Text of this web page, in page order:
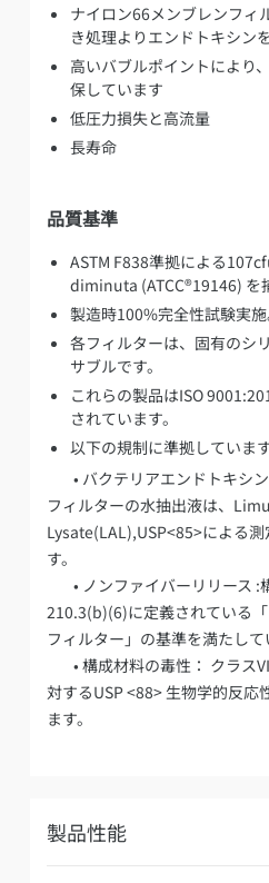
ナイロン66メンブレンフィ
き処理よりエンドトキシン
高いバブルポイントにより
保しています
低圧力損失と高流量
長寿命
品質基準
ASTM F838準拠による
diminuta (ATCC®19146) を
製造時100%完全性試験実施
各フィルターは、固有のシ
サブルです。
これらの製品はISO
されています。
以下の規制に準拠していま
• バクテリアエンドトキシ
フィルターの水抽出液は、
Lysate(LAL),USP<85>による
す。
• ノンファイバーリリース :
210.3(b)(6)に定義されている
フィルター」の基準を満たして
• 構成材料の毒性： クラス
対するUSP <88> 生物学的反応
ます。
製品性能